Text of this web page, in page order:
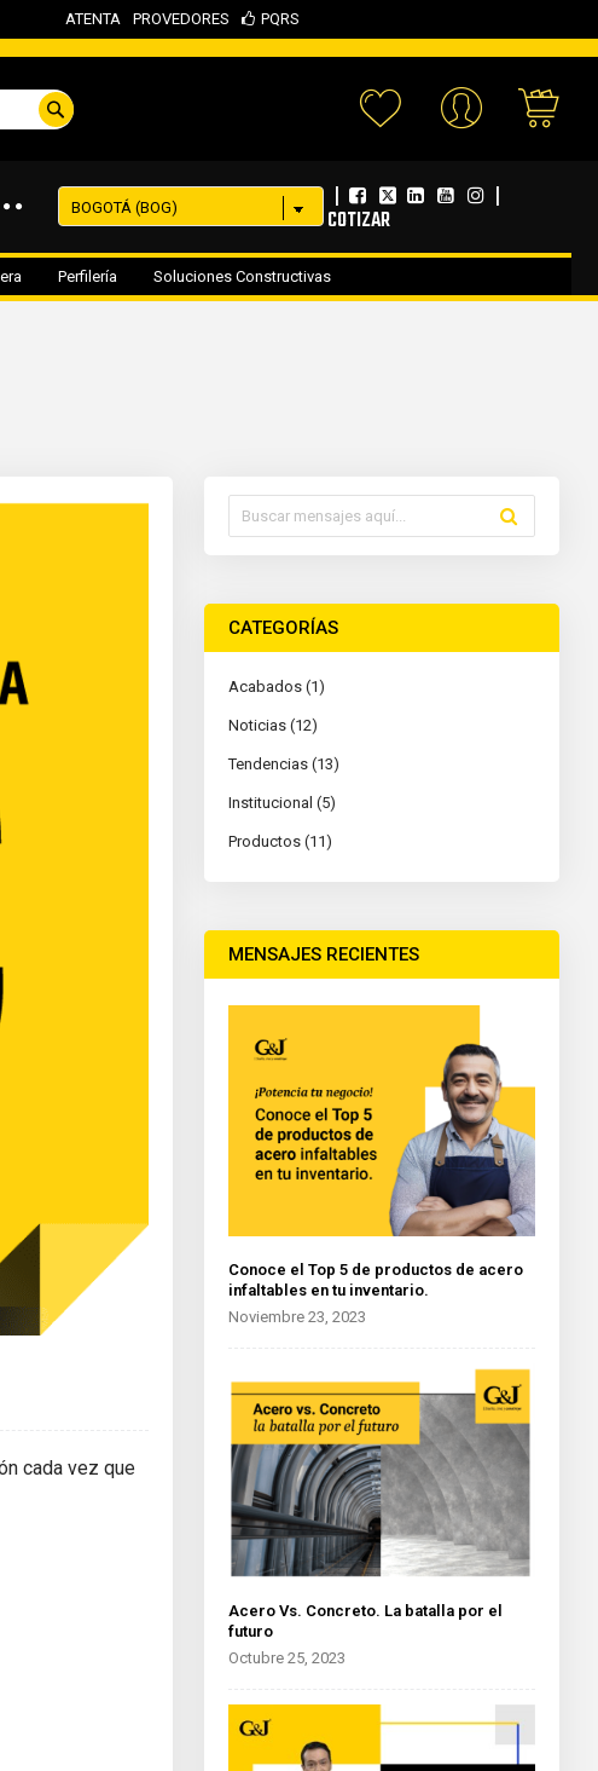
ATENTA PROVEDORES PQRS
Your
| |
COTIZAR
Perfilería Soluciones Constructivas
cada vez que
CATEGORÍAS
Acabados (1)
Noticias (12)
Tendencias (13)
Institucional (5)
Productos (11)
MENSAJES RECIENTES
Conoce el Top 5 de productos de acero
infaltables en tu inventario.
Noviembre 23, 2023
Acero Vs. Concreto. La batalla por el
futuro
Octubre 25, 2023